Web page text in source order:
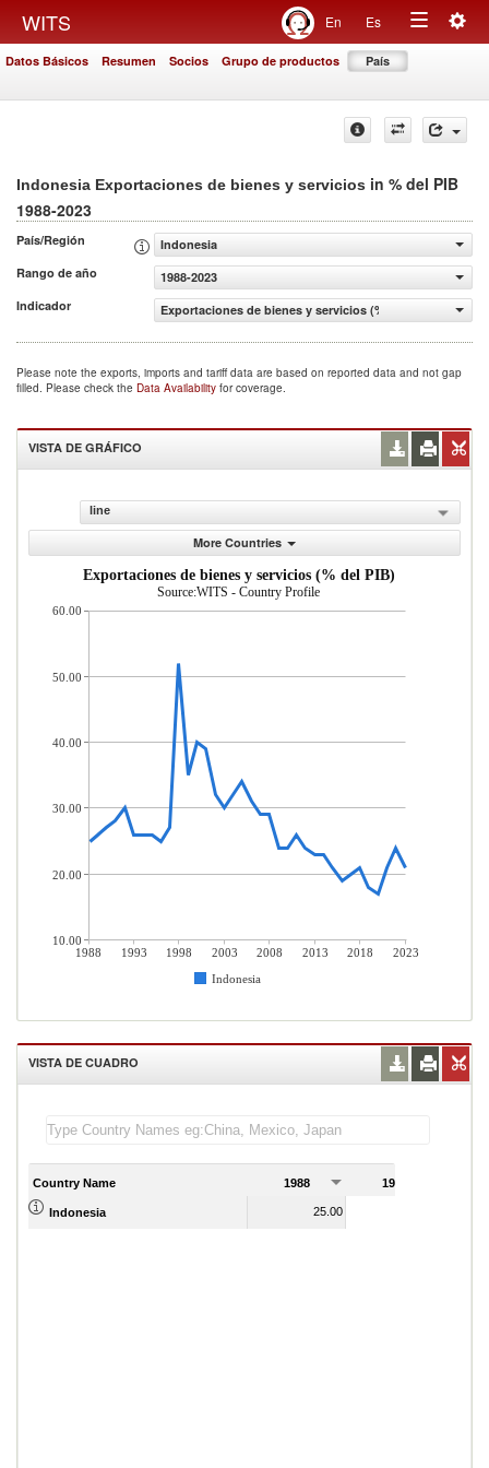
WITS En Es
Toggle
Datos Básicos Resumen Socios Grupo de productos País
Indonesia Exportaciones de bienes y servicios in % del PIB
1988-2023
País/Región
Indonesia
Rango de año
1988-2023
Indicador
Exportaciones de bienes y servicios (% del PIB)
Please note the exports, imports and tariff data are based on reported data and not gap
filled. Please check the Data Availability for coverage.
VISTA DE GRÁFICO
line
More Countries
Exportaciones de bienes y servicios (% del PIB)
Source:WITS - Country Profile
1988 1993 1998 2003 2008 2013 2018
2023
Indonesia
60.00
50.00
40.00
30.00
20.00
10.00
VISTA DE CUADRO
Country Name 1988 1989
Indonesia 25.00